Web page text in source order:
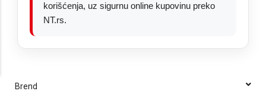
korišćenja, uz sigurnu online kupovinu preko
NT.rs.
Brend